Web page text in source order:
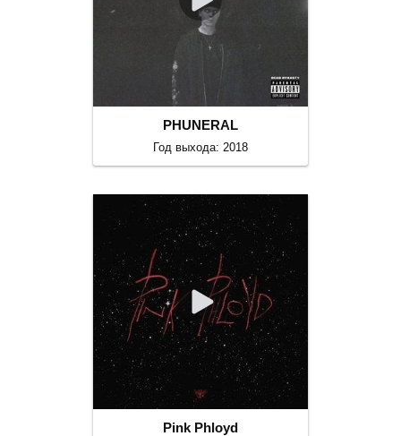
PHUNERAL
Год выхода: 2018
Pink Phloyd